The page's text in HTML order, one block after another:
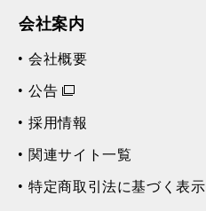
会社案内
会社概要
公告
採用情報
関連サイト一覧
特定商取引法に基づく表示